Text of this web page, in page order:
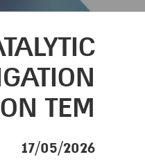
TEM
17/05/2026